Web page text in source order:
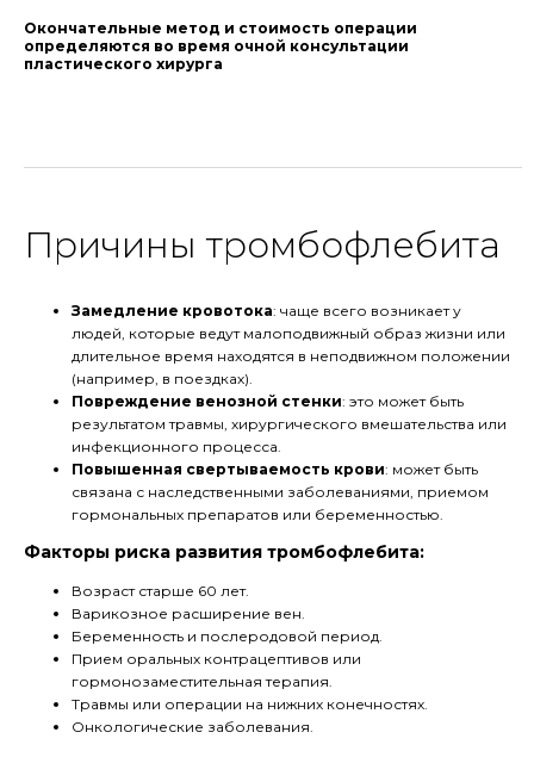
Окончательные метод и стоимость операции
определяются во время очной консультации
пластического хирурга
Причины тромбофлебита
Замедление кровотока: чаще всего возникает у
людей, которые ведут малоподвижный образ жизни или
длительное время находятся в неподвижном положении
(например, в поездках).
Повреждение венозной стенки: это может быть
результатом травмы, хирургического вмешательства или
инфекционного процесса.
Повышенная свертываемость крови: может быть
связана с наследственными заболеваниями, приемом
гормональных препаратов или беременностью.
Факторы риска развития тромбофлебита:
Возраст старше 60 лет.
Варикозное расширение вен.
Беременность и послеродовой период.
Прием оральных контрацептивов или
гормонозаместительная терапия.
Травмы или операции на нижних конечностях.
Онкологические заболевания.